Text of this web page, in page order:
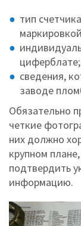
тип
циферблате;
сведения,
заводе
Обязательно
четкие
них должно
крупном
подтвердить
информацию.